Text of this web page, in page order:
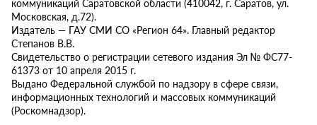
Московская, д.72).
Издатель — ГАУ СМИ СО «Регион 64». Главный редактор
Степанов В.В.
Свидетельство о регистрации сетевого издания Эл № ФС77-
61373 от 10 апреля 2015 г.
Выдано Федеральной службой по надзору в сфере связи,
информационных технологий и массовых коммуникаций
(Роскомнадзор).